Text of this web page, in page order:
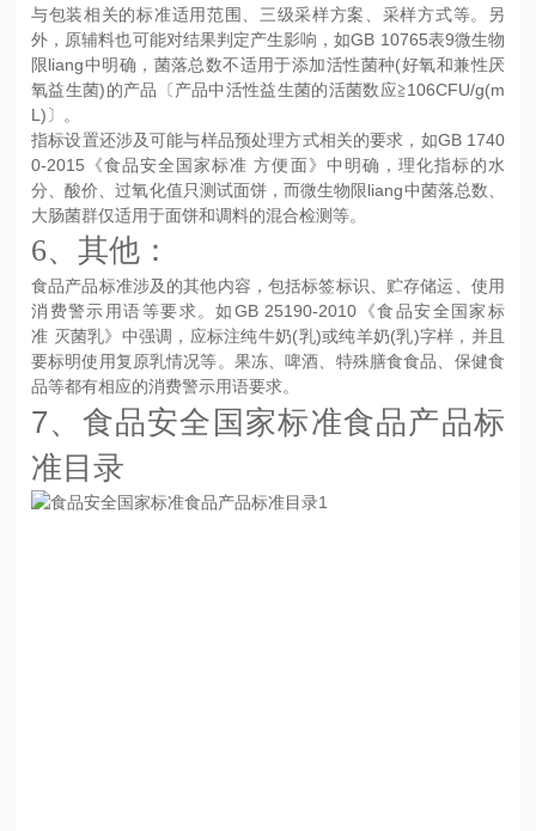
与包装相关的标准适用范围、三级采样方案、采样方式等。另
外，原辅料也可能对结果判定产生影响，如GB 10765表9微生物
限liang中明确，菌落总数不适用于添加活性菌种(好氧和兼性厌
氧益生菌)的产品〔产品中活性益生菌的活菌数应≧106CFU/g(m
L)〕。
指标设置还涉及可能与样品预处理方式相关的要求，如GB 1740
0-2015《食品安全国家标准 方便面》中明确，理化指标的水
分、酸价、过氧化值只测试面饼，而微生物限liang中菌落总数、
大肠菌群仅适用于面饼和调料的混合检测等。
6、其他：
食品产品标准涉及的其他内容，包括标签标识、贮存储运、使用
消费警示用语等要求。如GB 25190-2010《食品安全国家标
准 灭菌乳》中强调，应标注纯牛奶(乳)或纯羊奶(乳)字样，并且
要标明使用复原乳情况等。果冻、啤酒、特殊膳食食品、保健食
品等都有相应的消费警示用语要求。
7、 食品安全国家标准食品产品标
准目录